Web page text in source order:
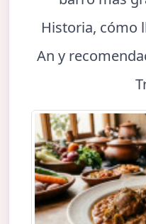
Historia, cómo
An y